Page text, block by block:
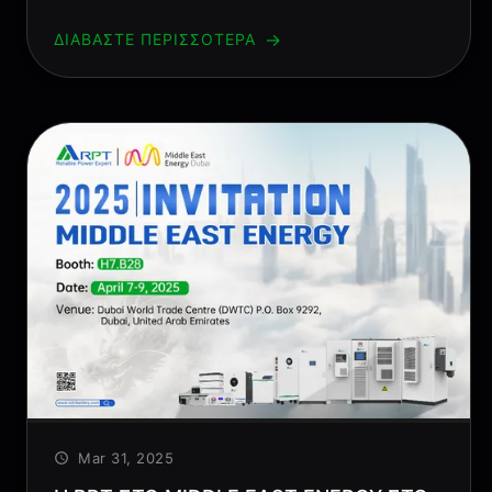
ΔΙΑΒΆΣΤΕ ΠΕΡΙΣΣΌΤΕΡΑ →
Mar 31, 2025